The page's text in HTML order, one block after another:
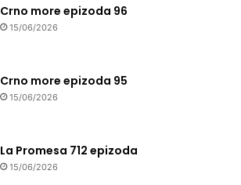
Crno more epizoda 96
15/06/2026
Crno more epizoda 95
15/06/2026
La Promesa 712 epizoda
15/06/2026